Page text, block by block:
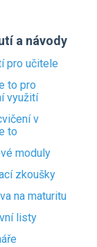
a návody
pro učitele
to pro
využití
v
to
moduly
zkoušky
na maturitu
listy